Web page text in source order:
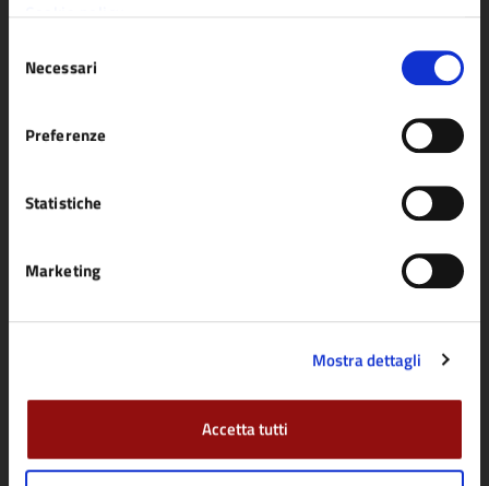
delNecessari
Preferenze
Statistiche
Marketing
Mostra dettagli
Accetta tutti
Organi di governo
Uffici
Politici
Documenti e dati
Agricoltura e pesca
Anagrafe e stato civile
Imprese e commercio
Mobilità e trasporti
Salute, benessere e